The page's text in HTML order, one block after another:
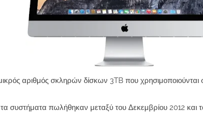
αριθμός σκληρών δίσκων 3TB που
συστήματα πωλήθηκαν μεταξύ του Δεκεμβρίου 2012 και